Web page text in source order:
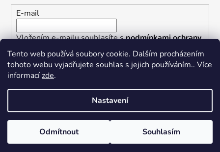
Tento web používá soubory cookie. Dalším procházením
tohoto webu vyjadřujete souhlas s jejich používáním.. Více
informacízde.
Nastavení
Odmítnout Souhlasím
E-mail
Vložením e-mailu souhlasíte spodmínkami ochrany
osobních údajů
PŘIHLÁSIT SE
Vytvořil Shoptet
Copyright 2026
. Všechna práva
vyhrazena.